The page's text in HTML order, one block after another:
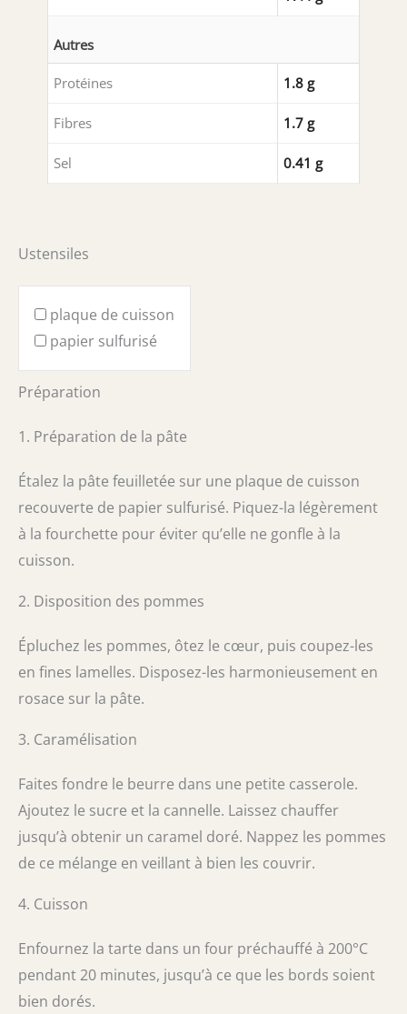
Autres
Protéines 1.8 g
Fibres 1.7 g
Sel 0.41 g
Ustensiles
plaque de cuisson
papier sulfurisé
Préparation
1. Préparation de la pâte
Étalez la pâte feuilletée sur une plaque de cuisson
recouverte de papier sulfurisé. Piquez-la légèrement
à la fourchette pour éviter qu’elle ne gonfle à la
cuisson.
2. Disposition des pommes
Épluchez les pommes, ôtez le cœur, puis coupez-les
en fines lamelles. Disposez-les harmonieusement en
rosace sur la pâte.
3. Caramélisation
Faites fondre le beurre dans une petite casserole.
Ajoutez le sucre et la cannelle. Laissez chauffer
jusqu’à obtenir un caramel doré. Nappez les pommes
de ce mélange en veillant à bien les couvrir.
4. Cuisson
Enfournez la tarte dans un four préchauffé à 200°C
pendant 20 minutes, jusqu’à ce que les bords soient
bien dorés.